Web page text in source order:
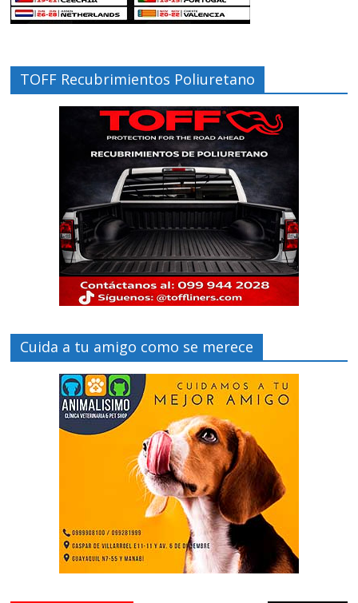
TOFF Recubrimientos Poliuretano
Cuida a tu amigo como se merece